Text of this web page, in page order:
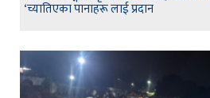
‘च्यातिएका पानाहरू लाई प्रदान